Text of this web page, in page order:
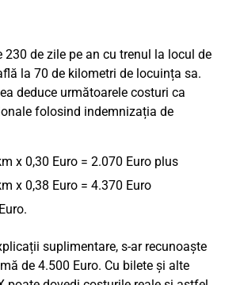
230 de zile pe an cu trenul la locul de
la 70 de kilometri de locuința sa.
deduce următoarele costuri ca
folosind indemnizația de
x 0,30 Euro = 2.070 Euro plus
x 0,38 Euro = 4.370 Euro
suplimentare, s-ar recunoaște
de 4.500 Euro. Cu bilete și alte